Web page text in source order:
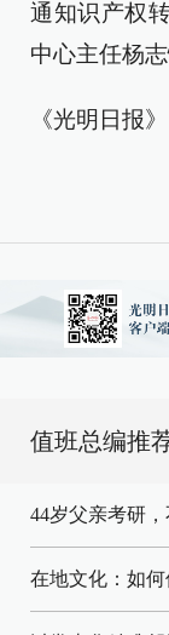
通知识产权
中心主任杨志
《光明日报
值班总编推
44岁父亲考研
在地文化：如